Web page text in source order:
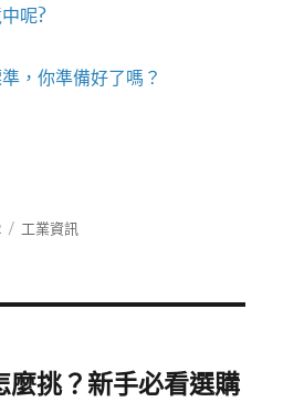
呢?
，你準備好了嗎？
分
工業資訊
麼挑？新手必看選購